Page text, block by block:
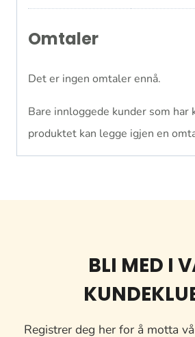
Omtaler
Det er ingen omtaler ennå.
Bare innloggede kunder som har
produktet kan legge igjen en
BLI MED I
Registrer deg her for å motta